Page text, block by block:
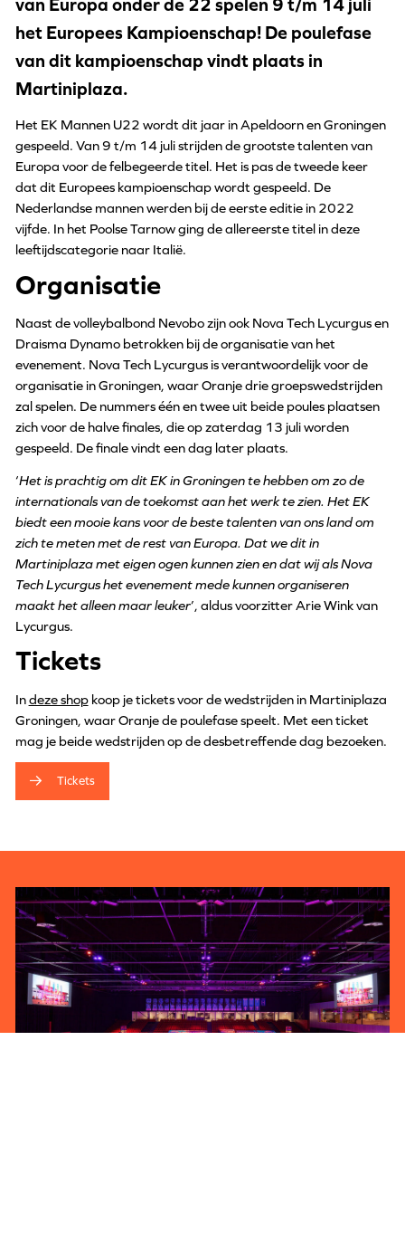
van Europa onder de 22 spelen 9 t/m 14 juli
het Europees Kampioenschap! De poulefase
van dit kampioenschap vindt plaats in
Martiniplaza.
Het EK Mannen U22 wordt dit jaar in Apeldoorn en Groningen
gespeeld. Van 9 t/m 14 juli strijden de grootste talenten van
Europa voor de felbegeerde titel. Het is pas de tweede keer
dat dit Europees kampioenschap wordt gespeeld. De
Nederlandse mannen werden bij de eerste editie in 2022
vijfde. In het Poolse Tarnow ging de allereerste titel in deze
leeftijdscategorie naar Italië.
Organisatie
Naast de volleybalbond Nevobo zijn ook Nova Tech Lycurgus en
Draisma Dynamo betrokken bij de organisatie van het
evenement. Nova Tech Lycurgus is verantwoordelijk voor de
organisatie in Groningen, waar Oranje drie groepswedstrijden
zal spelen. De nummers één en twee uit beide poules plaatsen
zich voor de halve finales, die op zaterdag 13 juli worden
gespeeld. De finale vindt een dag later plaats.
‘Het is prachtig om dit EK in Groningen te hebben om zo de
internationals van de toekomst aan het werk te zien. Het EK
biedt een mooie kans voor de beste talenten van ons land om
zich te meten met de rest van Europa. Dat we dit in
Martiniplaza met eigen ogen kunnen zien en dat wij als Nova
Tech Lycurgus het evenement mede kunnen organiseren
maakt het alleen maar leuker’, aldus voorzitter Arie Wink van
Lycurgus.
Tickets
Indeze shopkoop je tickets voor de wedstrijden in Martiniplaza
Groningen, waar Oranje de poulefase speelt. Met een ticket
mag je beide wedstrijden op de desbetreffende dag bezoeken.
Tickets